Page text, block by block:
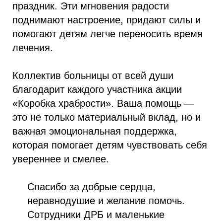
праздник. Эти мгновения радости
поднимают настроение, придают силы и
помогают детям легче переносить время
лечения.
Коллектив больницы от всей души
благодарит каждого участника акции
«Коробка храбрости». Ваша помощь —
это не только материальный вклад, но и
важная эмоциональная поддержка,
которая помогает детям чувствовать себя
увереннее и смелее.
Спасибо за добрые сердца,
неравнодушие и желание помочь.
Сотрудники ДРБ и маленькие